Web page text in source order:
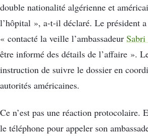
double nationalité algérienne et
l’hôpital », a-t-il déclaré. Le président
« contacté la veille l’ambassadeur
être informé des détails de l’affaire ».
instruction de suivre le dossier en
autorités américaines.
Ce n’est pas une réaction protocolaire.
le téléphone pour appeler son